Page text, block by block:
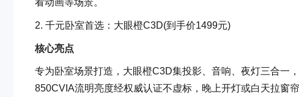
看动画等场景。
2. 千元卧室首选：大眼橙C3D(到手价1499元)
核心亮点
专为卧室场景打造，大眼橙C3D集投影、音响、夜灯三合一
850CVIA流明亮度经权威认证不虚标，晚上开灯或白天拉窗